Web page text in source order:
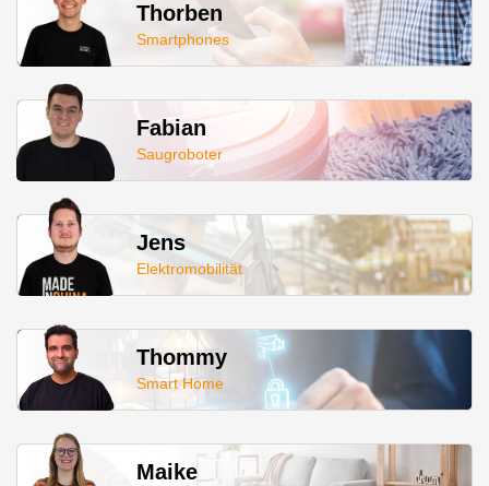
Thorben
Smartphones
Fabian
Saugroboter
Jens
Elektromobilität
Thommy
Smart Home
Maike